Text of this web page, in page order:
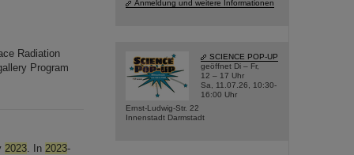
Radiation
Program
2023. In 2023-
Anmeldung und weitere Informationen
SCIENCE POP-UP
geöffnet Di – Fr,
12 – 17 Uhr
Sa, 11.07.26, 10:30-
16:00 Uhr
Ernst-Ludwig-Str. 22
Innenstadt Darmstadt